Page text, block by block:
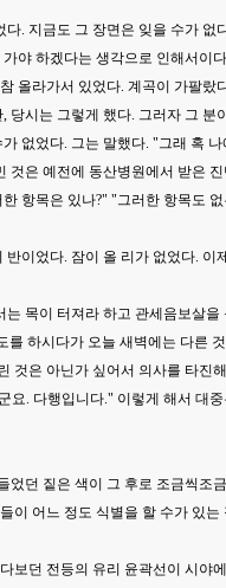
다. 지금도 그 장면은 잊을 수가
야 하겠다는 생각으로 인해서이
올라가서 있었다. 계곡이 가팔
당시는 그렇게 했다. 그러자 그
없었다. 그는 말했다. "그래 혹
것은 예전에 동산병원에서 받은
항목은 있나?" "그러한 항목도
반이었다. 잠이 올 리가 없었다.
는 목이 터져라 하고 관세음보살
를 하시다가 오늘 새벽에는 다른
것은 아닌가 싶어서 의사를 타진
요. 다행입니다." 이렇게 해서 대
었던 짙은 색이 그 후로 조금씩조
이 어느 정도 식별을 할 수가 있
보던 전등의 유리 윤곽선이 시야